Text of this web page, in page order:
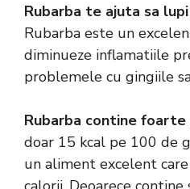
Rubarba te ajuta sa
Rubarba este un
diminueze inflamatiile
problemele cu gingiile
Rubarba contine
doar 15 kcal pe 100 de
un aliment excelent